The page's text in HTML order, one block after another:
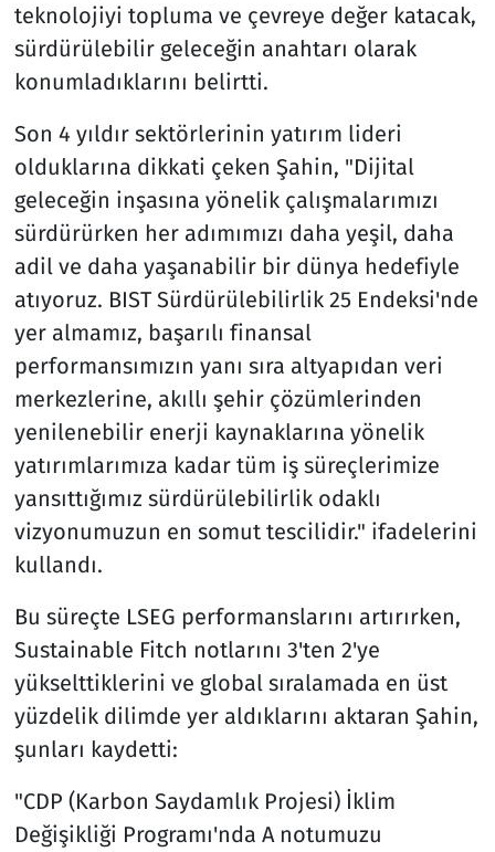
teknolojiyi topluma ve çevreye değer katacak,
sürdürülebilir geleceğin anahtarı olarak
konumladıklarını belirtti.
Son 4 yıldır sektörlerinin yatırım lideri
olduklarına dikkati çeken Şahin, "Dijital
geleceğin inşasına yönelik çalışmalarımızı
sürdürürken her adımımızı daha yeşil, daha
adil ve daha yaşanabilir bir dünya hedefiyle
atıyoruz. BIST Sürdürülebilirlik 25 Endeksi'nde
yer almamız, başarılı finansal
performansımızın yanı sıra altyapıdan veri
merkezlerine, akıllı şehir çözümlerinden
yenilenebilir enerji kaynaklarına yönelik
yatırımlarımıza kadar tüm iş süreçlerimize
yansıttığımız sürdürülebilirlik odaklı
vizyonumuzun en somut tescilidir." ifadelerini
kullandı.
Bu süreçte LSEG performanslarını artırırken,
Sustainable Fitch notlarını 3'ten 2'ye
yükselttiklerini ve global sıralamada en üst
yüzdelik dilimde yer aldıklarını aktaran Şahin,
şunları kaydetti:
"CDP (Karbon Saydamlık Projesi) İklim
Değişikliği Programı'nda A notumuzu